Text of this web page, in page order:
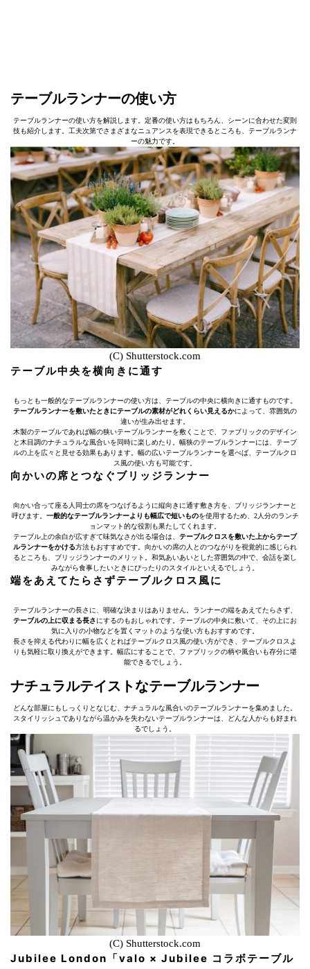
テーブルランナーの使い方
テーブルランナーの使い方を解説します。定番の使い方はもちろん、シーンに合わせた変則
技も紹介します。工夫次第でさまざまなニュアンスを表現できるところも、テーブルランナ
ーの魅力です。
(C) Shutterstock.com
テーブル中央を横向きに通す
もっとも一般的なテーブルランナーの使い方は、テーブルの中央に横向きに通すものです。
テーブルランナーを敷いたときにテーブルの素材がどれくらい見えるかによって、雰囲気の
違いが生み出せます。
木製のテーブルであれば幅の狭いテーブルランナーを敷くことで、ファブリックのデザイン
と木目調のナチュラルな風合いを同時に楽しめたり。幅狭のテーブルランナーには、テーブ
ルの上を広々と見せる効果もあります。幅の広いテーブルランナーを選べば、テーブルクロ
ス風の使い方も可能です。
向かいの席とつなぐブリッジランナー
向かい合って座る人同士の席をつなげるように縦向きに通す敷き方を、ブリッジランナーと
呼びます。 一般的なテーブルランナーよりも幅広で短いものを使用するため、2人分のランチ
ョンマット的な役割も果たしてくれます。
テーブル上の余白が広すぎて味気なさが出る場合は、 テーブルクロスを敷いた上からテーブ
ルランナーをかける方法もおすすめです。向かいの席の人とのつながりを視覚的に感じられ
るところも、ブリッジランナーのメリット。和気あいあいとした雰囲気の中で、会話を楽し
みながら食事したいときにぴったりのスタイルといえるでしょう。
端をあえてたらさずテーブルクロス風に
テーブルランナーの長さに、明確な決まりはありません。ランナーの端をあえてたらさず、
テーブルの上に収まる長さにするのもおしゃれです。テーブルの中央に敷いて、その上にお
気に入りの小物などを置くマットのような使い方もおすすめです。
長さを抑える代わりに幅を広くとればテーブルクロス風の使い方ができ、テーブルクロスよ
りも気軽に取り換えができます。幅広にすることで、ファブリックの柄や風合いも存分に堪
能できるでしょう。
ナチュラルテイストなテーブルランナー
どんな部屋にもしっくりとなじむ、ナチュラルな風合いのテーブルランナーを集めました。
スタイリッシュでありながら温かみを失わないテーブルランナーは、どんな人からも好まれ
るでしょう。
(C) Shutterstock.com
Jubilee London「valo × Jubilee コラボテーブル